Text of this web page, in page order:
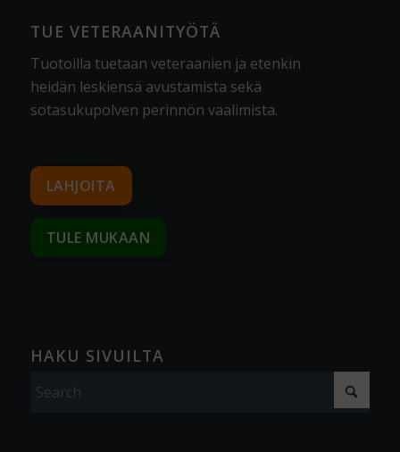
TUE VETERAANITYÖTÄ
Tuotoilla tuetaan veteraanien ja etenkin
heidän leskiensä avustamista sekä
sotasukupolven perinnön vaalimista.
LAHJOITA
TULE MUKAAN
HAKU SIVUILTA